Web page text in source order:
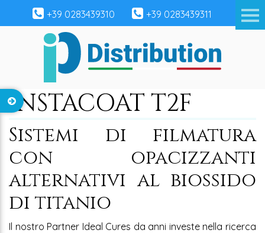
+39 0283439310 +39 0283439311
INSTACOAT T2F
Sistemi di filmatura
con opacizzanti
alternativi al biossido
di titanio
Il nostro Partner Ideal Cures da anni investe nella ricerca